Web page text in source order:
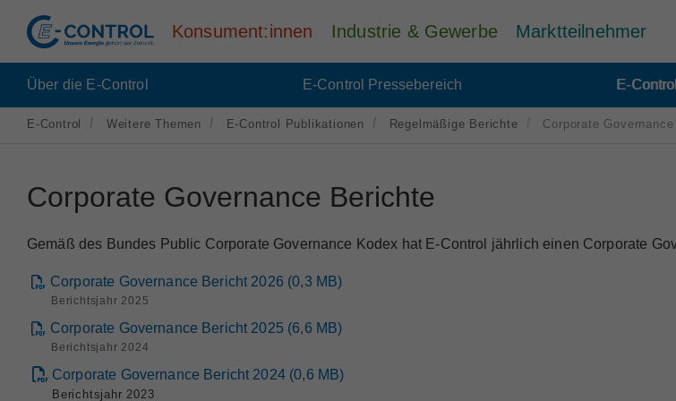
Konsument:innen Industrie & Gewerbe Marktteilnehmer
Über die E-Control E-Control Pressebereich E-
E-Control Weitere Themen E-Control Publikationen Regelmäßige Berichte Corporate
Corporate Governance Berichte
Gemäß des Bundes Public Corporate Governance Kodex hat E-Control jährlich einen Corporate
Corporate Governance Bericht 2026 (0,3 MB)
Berichtsjahr 2025
Corporate Governance Bericht 2025 (6,6 MB)
Berichtsjahr 2024
Corporate Governance Bericht 2024 (0,6 MB)
Berichtsjahr 2023